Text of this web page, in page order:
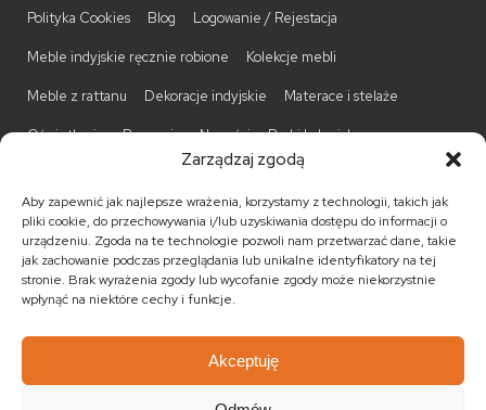
Zarządzaj zgodą
Aby zapewnić jak najlepsze wrażenia, korzystamy z technologii, takich jak
pliki cookie, do przechowywania i/lub uzyskiwania dostępu do informacji o
urządzeniu. Zgoda na te technologie pozwoli nam przetwarzać dane, takie
jak zachowanie podczas przeglądania lub unikalne identyfikatory na tej
stronie. Brak wyrażenia zgody lub wycofanie zgody może niekorzystnie
wpłynąć na niektóre cechy i funkcje.
Akceptuję
Polityka Cookies Blog Logowanie / Rejestacja
Meble indyjskie ręcznie robione Kolekcje mebli
Meble z rattanu Dekoracje indyjskie Materace i stelaże
Oświetlenie Promocje Nowości Barki kolonialne
Komody kolonialne Krzesła kolonialne
Kufry indyjskie Ławki kolonialne Łóżka kolonialne
Parawany kolonialne Półki kolonialne Regały kolonialne
Stojaki na CD Stoliki kawowe Stoliki nocne